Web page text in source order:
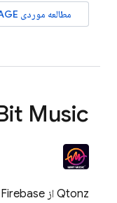
مطالعه موردی STAGE را مشاهده کنید
Music